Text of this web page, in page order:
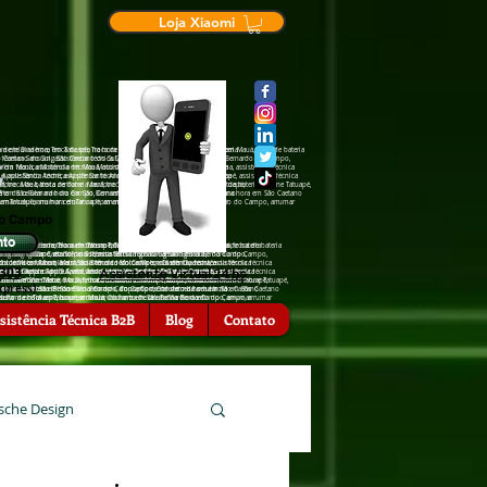
Diadema, Troca de tela na hora em Tatuapé, Troca de tela na hora em Mauá, troca de bateria
Sansumg São Caetano do Sul, assistência †écnica Sansumg São Bernardo do Campo,
†écnica Motorola em Mauá, assistência †écnica Motorola em Diadema, assistência †écnica
†écnica Apple Santo André, assistência †écnica Apple Tatuapé, assistência †écnica
de bateria zenfone Mauá, troca de bateria zenfone Tatuapé, troca de bateria iPhone Tatuapé,
de celular na hora em São Bernardo do Campo, Conserto de celular na hora em São Caetano
celular na hora emTatuapé, arrumar celular na hora em São Bernardo do Campo, arrumar
de tela na hora em Tatuapé, Troca de tela na hora em Mauá, troca de bateria
São Caetano do Sul, assistência †écnica Sansumg São Bernardo do Campo,
em Mauá, assistência †écnica Motorola em Diadema, assistência †écnica
Apple Santo André, assistência †écnica Apple Tatuapé, assistência †écnica
zenfone Mauá, troca de bateria zenfone Tatuapé, troca de bateria iPhone Tatuapé,
hora em São Bernardo do Campo, Conserto de celular na hora em São Caetano
emTatuapé, arrumar celular na hora em São Bernardo do Campo, arrumar
em Diadema, Troca de tela na hora em Tatuapé, Troca de tela na hora
Tatuapé, assistência †écnica Sansumg São Caetano do Sul,
†écnica Motorola em São Bernardo do Campo, assistência †écnica
Caetano do Sul, assistência †écnica Zenfone Tatuapé, assistência
São Caetano o Sul, troca de bateria zenfone São Bernardo do
de bateria iPhone São Bernardo do Campo, Conserto de celular na
de celular na hora em Mauá, Conserto de celular na hora em
celular na hora em Diadema.
Troca de tela na hora em Tatuapé, Troca de tela na hora em Mauá, troca de bateria
São Caetano do Sul, assistência †écnica Sansumg São Bernardo do Campo,
Motorola em Mauá, assistência †écnica Motorola em Diadema, assistência †écnica
†écnica Apple Santo André, assistência †écnica Apple Tatuapé, assistência †écnica
bateria zenfone Mauá, troca de bateria zenfone Tatuapé, troca de bateria iPhone Tatuapé,
na hora em São Bernardo do Campo, Conserto de celular na hora em São Caetano
na hora emTatuapé, arrumar celular na hora em São Bernardo do Campo, arrumar
tela na hora em Tatuapé, Troca de tela na hora em Mauá, troca de bateria
do Sul, assistência †écnica Sansumg São Bernardo do Campo,
Mauá, assistência †écnica Motorola em Diadema, assistência †écnica
Santo André, assistência †écnica Apple Tatuapé, assistência †écnica
Mauá, troca de bateria zenfone Tatuapé, troca de bateria iPhone Tatuapé,
São Bernardo do Campo, Conserto de celular na hora em São Caetano
arrumar celular na hora em São Bernardo do Campo, arrumar
Loja Xiaomi
Campo
Assistente Virtual 24 hs
Técnica B2B Blog Contato
Design